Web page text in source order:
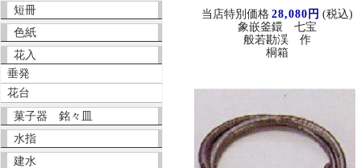
短冊
色紙
花入
垂発
花台
菓子器 銘々皿
水指
建水
当店特別価格 28,080円 (税込)
象嵌釜鐶 七宝
般若勘渓 作
桐箱